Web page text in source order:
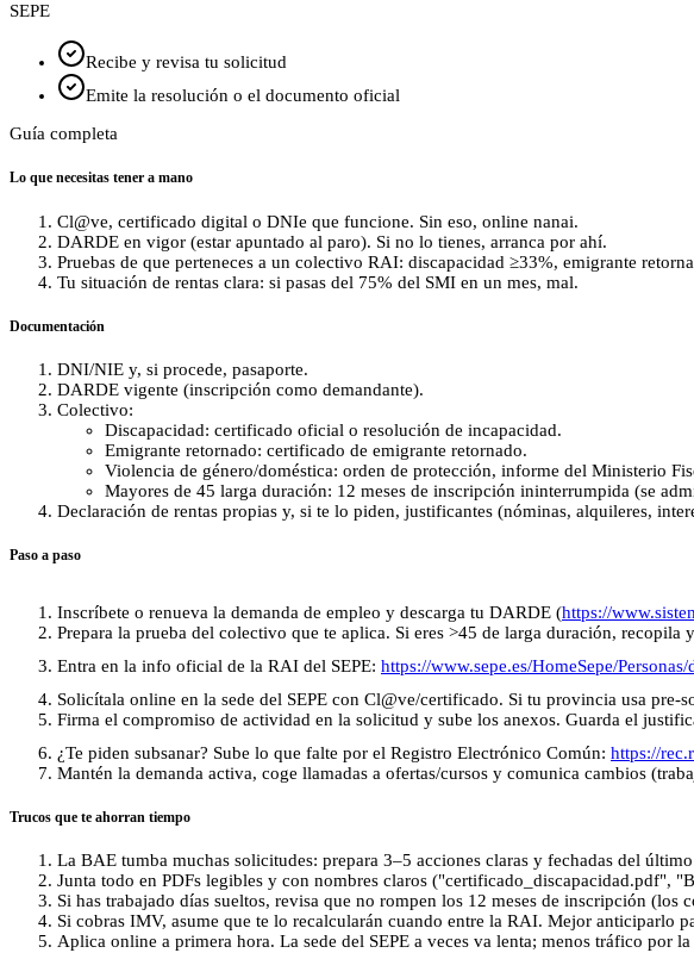
SEPE
Recibe y revisa tu solicitud
Emite la resolución o el documento oficial
Guía completa
Lo que necesitas tener a mano
Cl@ve, certificado digital o DNIe que funcione. Sin eso, online nanai.
DARDE en vigor (estar apuntado al paro). Si no lo tienes, arranca por ahí.
Pruebas de que perteneces a un colectivo RAI: discapacidad ≥33%, emigrante
Tu situación de rentas clara: si pasas del 75% del SMI en un mes, mal.
Documentación
DNI/NIE y, si procede, pasaporte.
DARDE vigente (inscripción como demandante).
Colectivo:
Discapacidad: certificado oficial o resolución de incapacidad.
Emigrante retornado: certificado de emigrante retornado.
Violencia de género/doméstica: orden de protección, informe del Ministerio
Mayores de 45 larga duración: 12 meses de inscripción ininterrumpida (se
Declaración de rentas propias y, si te lo piden, justificantes (nóminas, alquileres,
Paso a paso
Inscríbete o renueva la demanda de empleo y descarga tu DARDE (https://
Prepara la prueba del colectivo que te aplica. Si eres >45 de larga duración,
Entra en la info oficial de la RAI del SEPE: https://www.sepe.es/HomeSepe/
Solicítala online en la sede del SEPE con Cl@ve/certificado. Si tu provincia usa pre-
Firma el compromiso de actividad en la solicitud y sube los anexos. Guarda el
¿Te piden subsanar? Sube lo que falte por el Registro Electrónico Común: https://
Mantén la demanda activa, coge llamadas a ofertas/cursos y comunica cambios
Trucos que te ahorran tiempo
La BAE tumba muchas solicitudes: prepara 3–5 acciones claras y fechadas del
Junta todo en PDFs legibles y con nombres claros ("certificado_discapacidad.pdf",
Si has trabajado días sueltos, revisa que no rompen los 12 meses de inscripción
Si cobras IMV, asume que te lo recalcularán cuando entre la RAI. Mejor anticiparlo
Aplica online a primera hora. La sede del SEPE a veces va lenta; menos tráfico por la